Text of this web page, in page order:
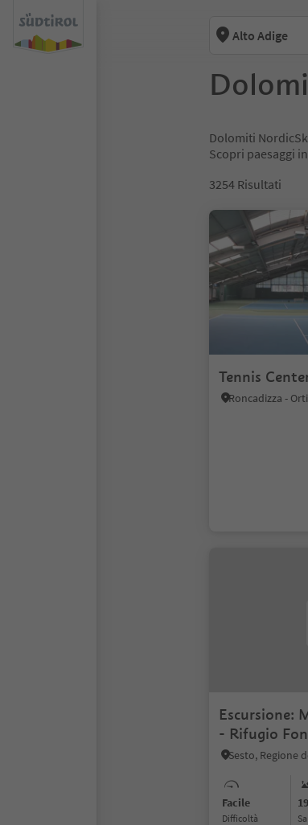
Alto Adige
Dolomiti
Scopri paesaggi
3254 Risultati
Tennis
Escursione:
- Rifugio
Sesto, Regione
Facile
Difficoltà